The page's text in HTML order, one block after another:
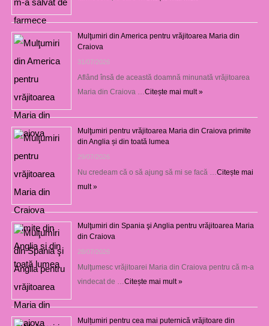
Mulţumiri din America pentru vrăjitoarea Maria din
Craiova
31/07/2026
Aflând însă de această doamnă minunată vrăjitoarea
Maria din Craiova … Citește mai mult »
Mulţumiri pentru vrăjitoarea Maria din Craiova primite
din Anglia și din toată lumea
29/07/2026
Nu credeam că o să ajung să mi se facă … Citește mai
mult »
Mulţumiri din Spania şi Anglia pentru vrăjitoarea Maria
din Craiova
28/07/2026
Mulţumesc vrăjitoarei Maria din Craiova pentru că m-a
vindecat de … Citește mai mult »
Mulțumiri pentru cea mai puternică vrăjitoare din